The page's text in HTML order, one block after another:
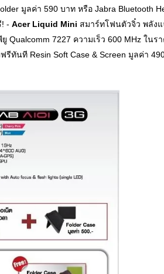
มูลค่า 590 บาท หรือ Jabra Bluetooth
- Acer Liquid Mini สมาร์ทโฟนตัวจิ๋ว พลัง
Qualcomm 7227 ความเร็ว 600 MHz ในร
ทันที Resin Soft Case & Screen มูลค่า